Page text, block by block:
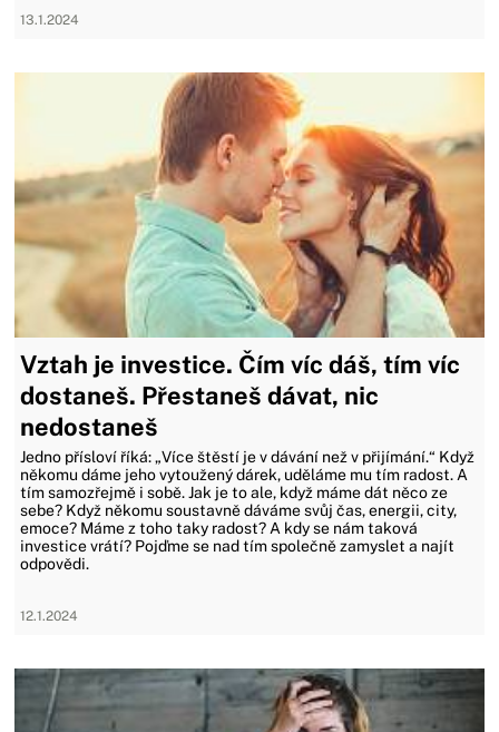
13.1.2024
Vztah je investice. Čím víc dáš, tím víc
dostaneš. Přestaneš dávat, nic
nedostaneš
Jedno přísloví říká: „Více štěstí je v dávání než v přijímání.“ Když
někomu dáme jeho vytoužený dárek, uděláme mu tím radost. A
tím samozřejmě i sobě. Jak je to ale, když máme dát něco ze
sebe? Když někomu soustavně dáváme svůj čas, energii, city,
emoce? Máme z toho taky radost? A kdy se nám taková
investice vrátí? Pojďme se nad tím společně zamyslet a najít
odpovědi.
12.1.2024